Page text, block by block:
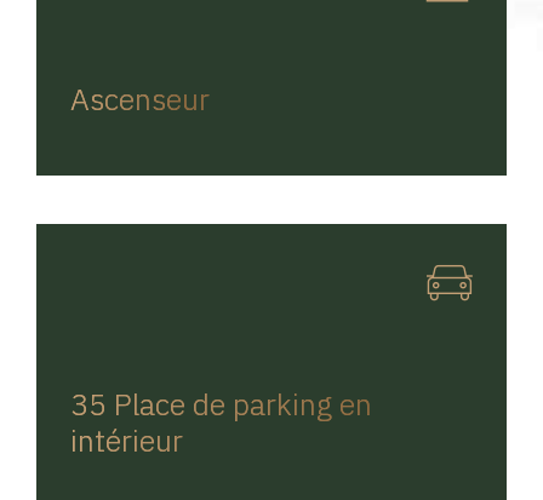
Ascenseur
35 Place de parking en
intérieur